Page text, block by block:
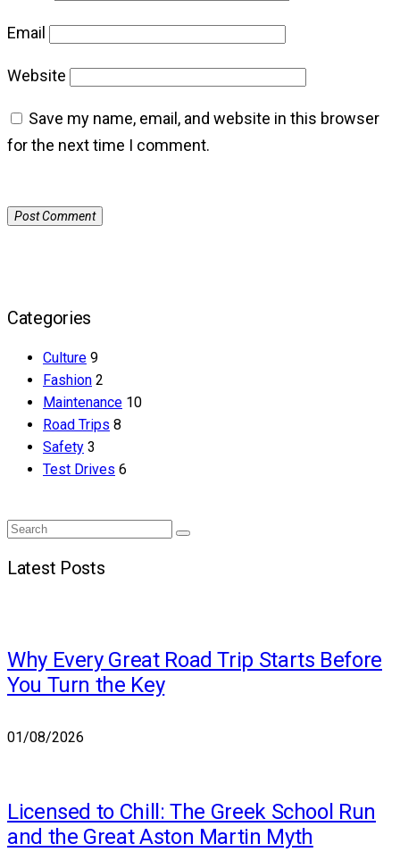
Email
Website
Save my name, email, and website in this browser
for the next time I comment.
Categories
Culture 9
Fashion 2
Maintenance 10
Road Trips 8
Safety 3
Test Drives 6
Search
Search
Latest Posts
Why Every Great Road Trip Starts Before
You Turn the Key
01/08/2026
Licensed to Chill: The Greek School Run
and the Great Aston Martin Myth